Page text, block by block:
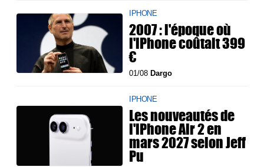
IPHONE
2007 : l'époque où
l'iPhone coûtait 399
€
01/08 Dargo
IPHONE
Les nouveautés de
l'iPhone Air 2 en
mars 2027 selon Jeff
Pu